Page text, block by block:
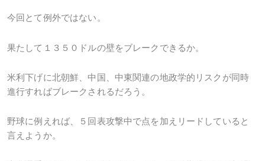
今回とて例外ではない。
果たして１３５０ドルの壁をブレークできるか。
米利下げに北朝鮮、中国、中東関連の地政学的リスクが同時
進行すればブレークされるだろう。
野球に例えれば、５回表攻撃中で点を加えリードしていると
言えようか。